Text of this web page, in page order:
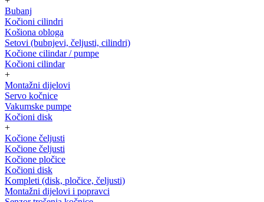
Bubanj
Kočioni cilindri
Košiona obloga
Setovi (bubnjevi, čeljusti, cilindri)
Kočione cilindar / pumpe
Kočioni cilindar
+
Montažni dijelovi
Servo kočnice
Vakumske pumpe
Kočioni disk
+
Kočione čeljusti
Kočione čeljusti
Kočione pločice
Kočioni disk
Kompleti (disk, pločice, čeljusti)
Montažni dijelovi i popravci